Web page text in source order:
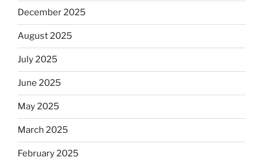
December 2025
August 2025
July 2025
June 2025
May 2025
March 2025
February 2025